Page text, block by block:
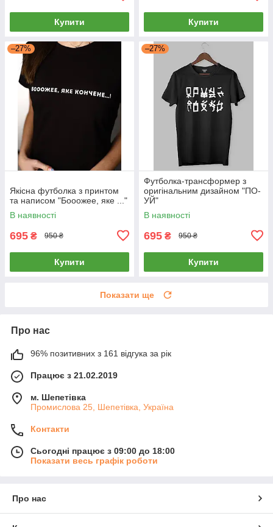
Купити Купити
–27%
Якісна футболка з принтом
та написом "Бооожее, яке ..."
В наявності
695 ₴ 950 ₴
Купити
–27%
Футболка-трансформер з
оригінальним дизайном "ПО-
УЙ"
В наявності
695 ₴ 950 ₴
Купити
Показати ще
Про нас
96% позитивних з 161 відгука за рік
Працює з 21.02.2019
м. Шепетівка
Промислова 25, Шепетівка, Україна
Контакти
Сьогодні працює з 09:00 до 18:00
Показати весь графік роботи
Про нас